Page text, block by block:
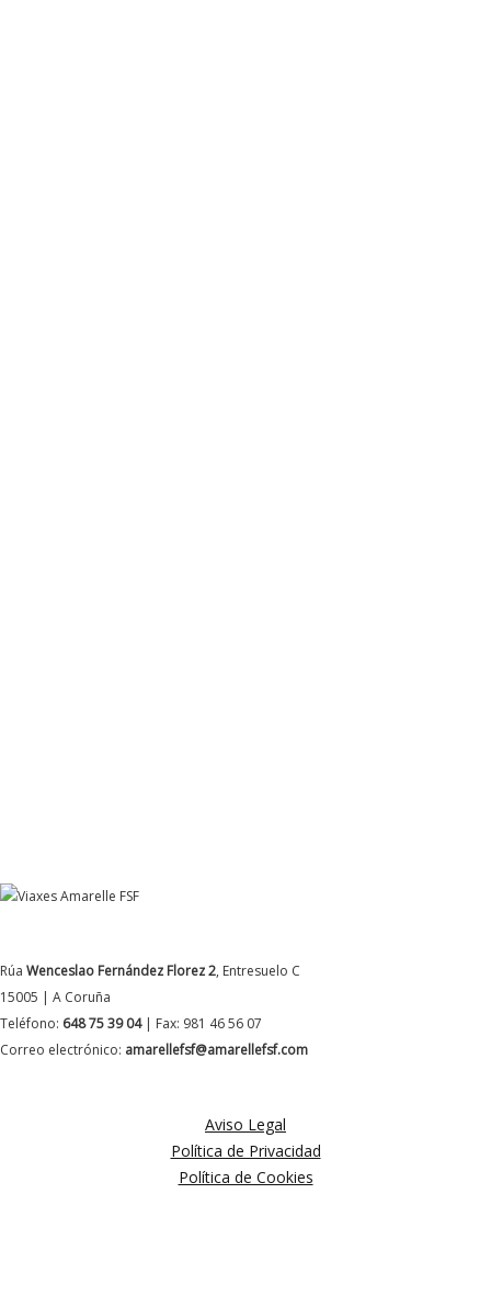
Rúa Wenceslao Fernández Florez 2, Entresuelo C
15005 | A Coruña
Teléfono: 648 75 39 04| Fax: 981 46 56 07
Correo electrónico: amarellefsf@amarellefsf.com
Aviso Legal
Política de Privacidad
Política de Cookies